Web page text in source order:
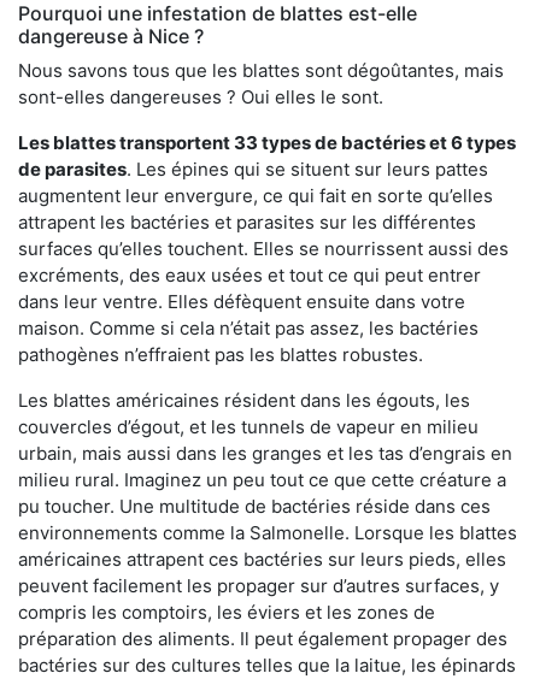
Pourquoi une infestation de blattes est-elle
dangereuse à Nice ?
Nous savons tous que les blattes sont dégoûtantes, mais
sont-elles dangereuses ? Oui elles le sont.
Les blattes transportent 33 types de bactéries et 6 types
de parasites. Les épines qui se situent sur leurs pattes
augmentent leur envergure, ce qui fait en sorte qu’elles
attrapent les bactéries et parasites sur les différentes
surfaces qu’elles touchent. Elles se nourrissent aussi des
excréments, des eaux usées et tout ce qui peut entrer
dans leur ventre. Elles défèquent ensuite dans votre
maison. Comme si cela n’était pas assez, les bactéries
pathogènes n’effraient pas les blattes robustes.
Les blattes américaines résident dans les égouts, les
couvercles d’égout, et les tunnels de vapeur en milieu
urbain, mais aussi dans les granges et les tas d’engrais en
milieu rural. Imaginez un peu tout ce que cette créature a
pu toucher. Une multitude de bactéries réside dans ces
environnements comme la Salmonelle. Lorsque les blattes
américaines attrapent ces bactéries sur leurs pieds, elles
peuvent facilement les propager sur d’autres surfaces, y
compris les comptoirs, les éviers et les zones de
préparation des aliments. Il peut également propager des
bactéries sur des cultures telles que la laitue, les épinards